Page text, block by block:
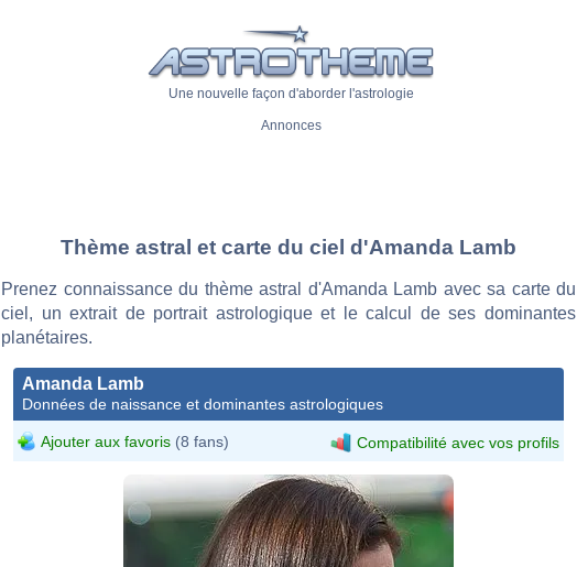
Une nouvelle façon d'aborder l'astrologie
Annonces
Thème astral et carte du ciel d'Amanda Lamb
Prenez connaissance du thème astral d'Amanda Lamb avec sa carte du
ciel, un extrait de portrait astrologique et le calcul de ses dominantes
planétaires.
Amanda Lamb
Données de naissance et dominantes astrologiques
Ajouter aux favoris (8 fans) Compatibilité avec vos profils